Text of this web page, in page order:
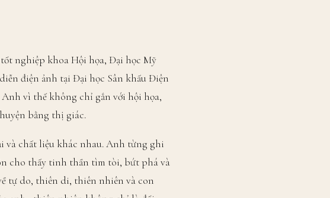
nghiệp khoa Hội họa, Đại học Mỹ
điện ảnh tại Đại học Sân khấu Điện
vì thế không chỉ gắn với hội họa,
bằng thị giác.
và chất liệu khác nhau. Anh từng ghi
cho thấy tinh thần tìm tòi, bứt phá và
tự do, thiên di, thiên nhiên và con